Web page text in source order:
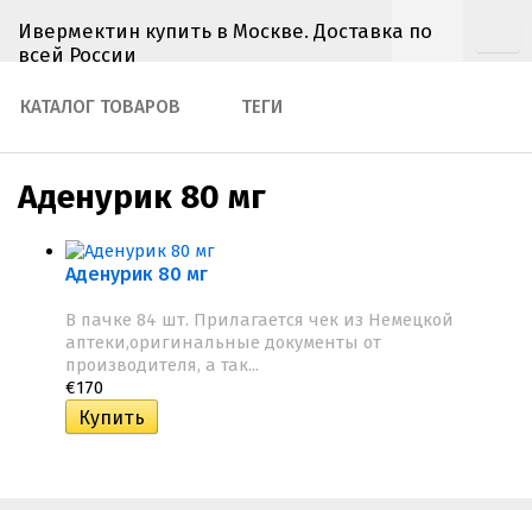
Ивермектин купить в Москве. Доставка по
всей России
КАТАЛОГ ТОВАРОВ ТЕГИ
Аденурик 80 мг
Аденурик 80 мг
В пачке 84 шт. Прилагается чек из Немецкой
аптеки,оригинальные документы от
производителя, а так...
€170